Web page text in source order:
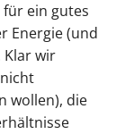
ein gutes
Energie (und
Klar wir
wollen), die